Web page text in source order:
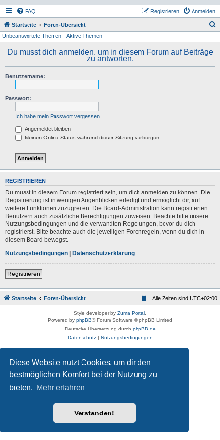
Diese Website nutzt Cookies, um dir den
bestmöglichen Komfort bei der Nutzung zu
bieten. Mehr erfahren
Verstanden!
FAQ Anmelden
Registrieren
Startseite Foren-Übersicht
Unbeantwortete Themen Aktive Themen
Du musst dich anmelden, um in diesem Forum auf Beiträge
zu antworten.
Benutzername:
Passwort:
Ich habe mein Passwort vergessen
Angemeldet bleiben
Meinen Online-Status während dieser Sitzung verbergen
REGISTRIEREN
Du musst in diesem Forum registriert sein, um dich anmelden zu können. Die
Registrierung ist in wenigen Augenblicken erledigt und ermöglicht dir, auf
weitere Funktionen zuzugreifen. Die Board-Administration kann registrierten
Benutzern auch zusätzliche Berechtigungen zuweisen. Beachte bitte unsere
Nutzungsbedingungen und die verwandten Regelungen, bevor du dich
registrierst. Bitte beachte auch die jeweiligen Forenregeln, wenn du dich in
diesem Board bewegst.
Nutzungsbedingungen | Datenschutzerklärung
Registrieren
Startseite Foren-Übersicht Alle Zeiten sind UTC+02:00
Style developer by Zuma Portal
Powered by phpBB® Forum Software © phpBB Limited
Deutsche Übersetzung durch phpBB.de
Datenschutz| Nutzungsbedingungen